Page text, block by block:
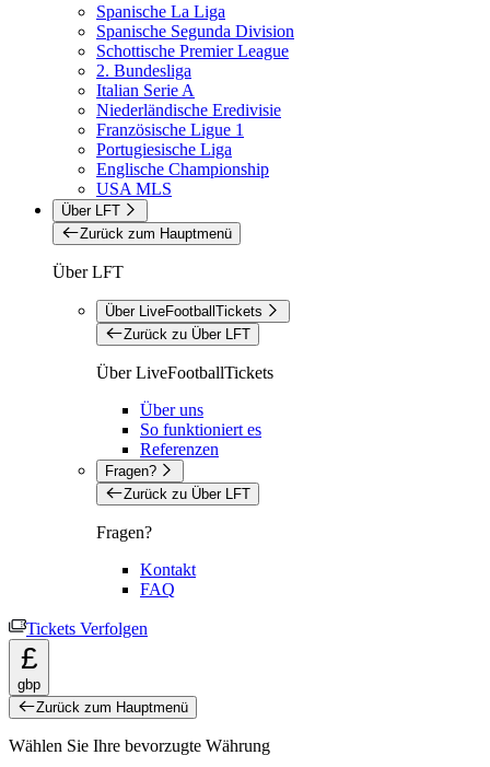
Spanische La Liga
Spanische Segunda Division
Schottische Premier League
2. Bundesliga
Italian Serie A
Niederländische Eredivisie
Französische Ligue 1
Portugiesische Liga
Englische Championship
USA MLS
Über LFT
Zurück zum Hauptmenü
Über LFT
Über LiveFootballTickets
Zurück zu Über LFT
Über LiveFootballTickets
Über uns
So funktioniert es
Referenzen
Fragen?
Zurück zu Über LFT
Fragen?
Kontakt
FAQ
Tickets Verfolgen
£
gbp
Zurück zum Hauptmenü
Wählen Sie Ihre bevorzugte Währung